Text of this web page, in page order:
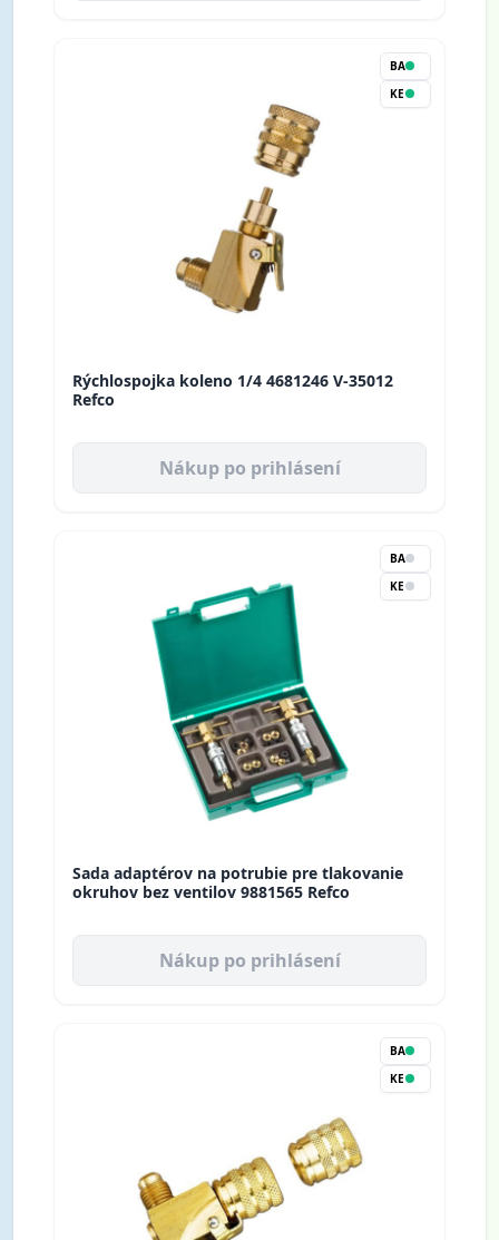
BA
KE
Rýchlospojka koleno 1/4 4681246 V-35012
Refco
Nákup po prihlásení
BA
KE
Sada adaptérov na potrubie pre tlakovanie
okruhov bez ventilov 9881565 Refco
Nákup po prihlásení
BA
KE